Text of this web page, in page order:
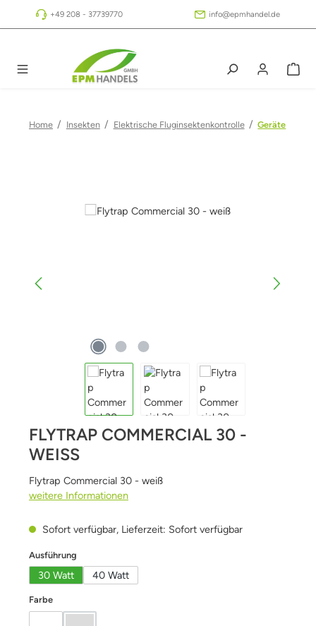
Zum Hauptinhalt springen
+49 208 - 37739770 info@epmhandel.de
Home / Insekten / Elektrische Fluginsektenkontrolle / Geräte
Bildergalerie überspringen
FLYTRAP COMMERCIAL 30 -
WEISS
Flytrap Commercial 30 - weiß
weitere Informationen
Sofort verfügbar, Lieferzeit: Sofort verfügbar
Ausführung
30 Watt 40 Watt
Farbeauswählen